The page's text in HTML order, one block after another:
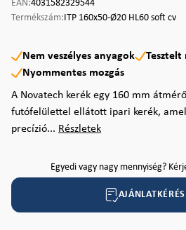
EAN:4031582329544
Termékszám:ITP 160x50-Ø20 HL60 soft cv
Nem veszélyes anyagok
Tesztelt
Nyommentes mozgás
A Novatech kerék egy 160 mm
futófelülettel ellátott ipari kerék,
precízió... Részletek
Egyedi vagy nagy mennyiség?
AJÁNLATKÉRÉS